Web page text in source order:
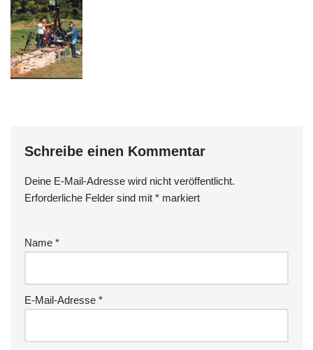
Schreibe einen Kommentar
Deine E-Mail-Adresse wird nicht veröffentlicht.
Erforderliche Felder sind mit * markiert
Name *
E-Mail-Adresse *